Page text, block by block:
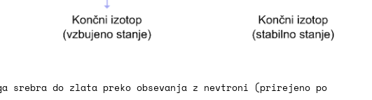
srebra do zlata preko obsevanja z nevtroni (prirejeno po